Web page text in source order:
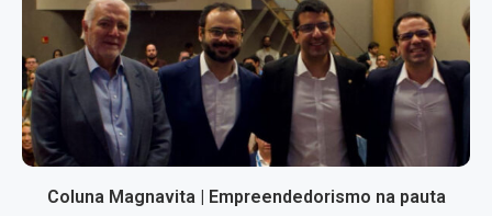
Coluna Magnavita | Empreendedorismo na pauta